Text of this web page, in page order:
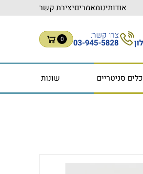
אודותינומאמריםיצירת קשר
צרו קשר:
03-945-5828
0
כלים סניטריים שונות